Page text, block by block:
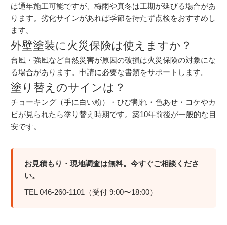
は通年施工可能ですが、梅雨や真冬は工期が延びる場合があ
ります。劣化サインがあれば季節を待たず点検をおすすめし
ます。
外壁塗装に火災保険は使えますか？
台風・強風など自然災害が原因の破損は火災保険の対象にな
る場合があります。申請に必要な書類をサポートします。
塗り替えのサインは？
チョーキング（手に白い粉）・ひび割れ・色あせ・コケやカ
ビが見られたら塗り替え時期です。築10年前後が一般的な目
安です。
お見積もり・現地調査は無料。今すぐご相談くださ
い。
TEL 046-260-1101（受付 9:00〜18:00）